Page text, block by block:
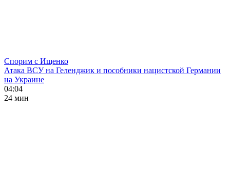
Спорим с Ищенко
Атака ВСУ на Геленджик и пособники нацистской Германии
на Украине
04:04
24 мин